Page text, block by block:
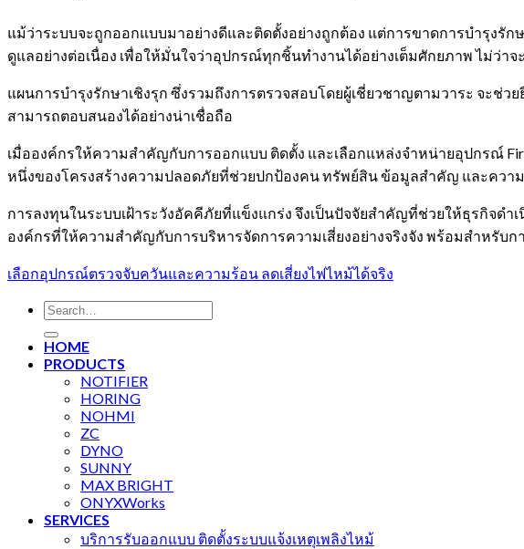
แม้ว่าระบบจะถูกออกแบบมาอย่างดีและติดตั้งอย่างถูกต้อง แต่การขาดการบำรุงรั
ดูแลอย่างต่อเนื่อง เพื่อให้มั่นใจว่าอุปกรณ์ทุกชิ้นทำงานได้อย่างเต็มศักยภาพ ไม่ว่า
แผนการบำรุงรักษาเชิงรุก ซึ่งรวมถึงการตรวจสอบโดยผู้เชี่ยวชาญตามวาระ จะช่ว
สามารถตอบสนองได้อย่างน่าเชื่อถือ
เมื่อองค์กรให้ความสำคัญกับการออกแบบ ติดตั้ง และเลือกแหล่งจำหน่ายอุปกรณ์
หนึ่งของโครงสร้างความปลอดภัยที่ช่วยปกป้องคน ทรัพย์สิน ข้อมูลสำคัญ และความ
การลงทุนในระบบเฝ้าระวังอัคคีภัยที่แข็งแกร่ง จึงเป็นปัจจัยสำคัญที่ช่วยให้ธุรกิจด
องค์กรที่ให้ความสำคัญกับการบริหารจัดการความเสี่ยงอย่างจริงจัง พร้อมสำหรับก
เลือกอุปกรณ์ตรวจจับควันและความร้อน ลดเสี่ยงไฟไหม้ได้จริง
Search
for:
HOME
PRODUCTS
NOTIFIER
HORING
NOHMI
ZC
DYNO
SUNNY
MAX BRIGHT
ONYXWorks
SERVICES
บริการรับออกแบบ ติดตั้งระบบแจ้งเหตุเพลิงไหม้